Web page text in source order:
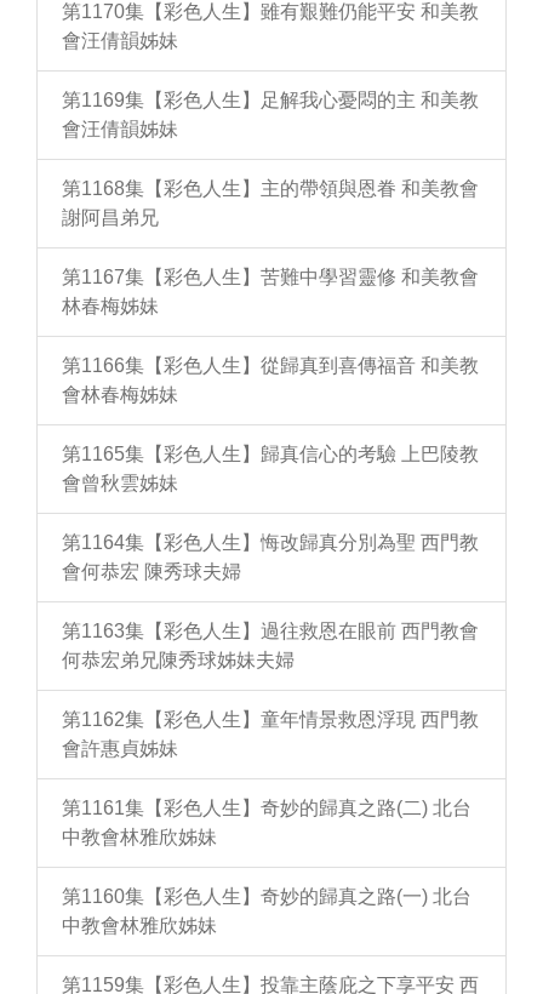
第1170集【彩色人生】雖有艱難仍能平安 和美教
會汪倩韻姊妹
第1169集【彩色人生】足解我心憂悶的主 和美教
會汪倩韻姊妹
第1168集【彩色人生】主的帶領與恩眷 和美教會
謝阿昌弟兄
第1167集【彩色人生】苦難中學習靈修 和美教會
林春梅姊妹
第1166集【彩色人生】從歸真到喜傳福音 和美教
會林春梅姊妹
第1165集【彩色人生】歸真信心的考驗 上巴陵教
會曾秋雲姊妹
第1164集【彩色人生】悔改歸真分別為聖 西門教
會何恭宏 陳秀球夫婦
第1163集【彩色人生】過往救恩在眼前 西門教會
何恭宏弟兄陳秀球姊妹夫婦
第1162集【彩色人生】童年情景救恩浮現 西門教
會許惠貞姊妹
第1161集【彩色人生】奇妙的歸真之路(二) 北台
中教會林雅欣姊妹
第1160集【彩色人生】奇妙的歸真之路(一) 北台
中教會林雅欣姊妹
第1159集【彩色人生】投靠主蔭庇之下享平安 西